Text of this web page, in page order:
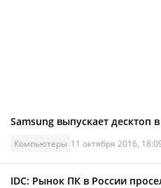
Samsung выпускает десктоп
Компьютеры 11 октября 2016,
IDC: Рынок ПК в России